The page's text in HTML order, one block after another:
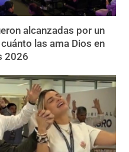
alcanzadas por un
las ama Dios en
2026